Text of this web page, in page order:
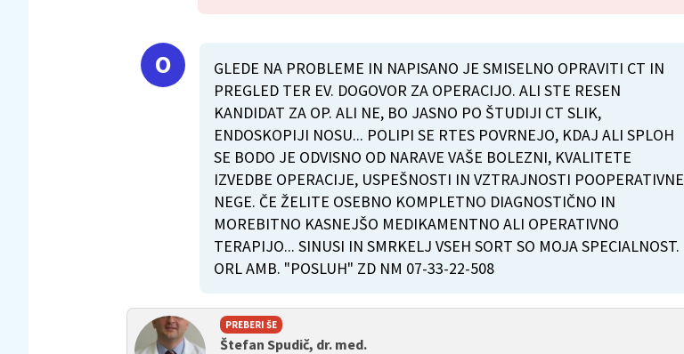
GLEDE NA PROBLEME IN NAPISANO JE SMISELNO OPRAVITI CT IN
PREGLED TER EV. DOGOVOR ZA OPERACIJO. ALI STE RESEN
KANDIDAT ZA OP. ALI NE, BO JASNO PO ŠTUDIJI CT SLIK,
ENDOSKOPIJI NOSU... POLIPI SE RTES POVRNEJO, KDAJ ALI SPLOH
SE BODO JE ODVISNO OD NARAVE VAŠE BOLEZNI, KVALITETE
IZVEDBE OPERACIJE, USPEŠNOSTI IN VZTRAJNOSTI POOPERATIVNE
NEGE. ČE ŽELITE OSEBNO KOMPLETNO DIAGNOSTIČNO IN
MOREBITNO KASNEJŠO MEDIKAMENTNO ALI OPERATIVNO
TERAPIJO... SINUSI IN SMRKELJ VSEH SORT SO MOJA SPECIALNOST.
ORL AMB. "POSLUH" ZD NM 07-33-22-508
PREBERI ŠE
Štefan Spudič, dr. med.